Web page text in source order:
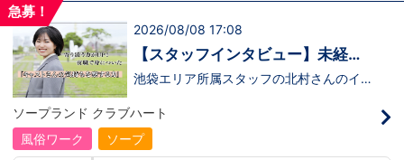
他社と比較検討中など。そのような時は1
もしれません。アナタからのご連絡お待ち
しております。
■横浜エリア：神奈川県横浜市中区 ・京急線
黄金町駅、日ノ出町駅 ・市営地下鉄阪東橋
駅、伊勢佐木長者町駅 ・JR横浜線関内駅 ■札
幌エリア：北海道札幌市 地下鉄南北線すすき
の駅
急募！
2026/08/08 17:08
【スタッフインタビュー】未経験
で飛び込んだスタッフが語る職場
池袋エリア所属スタッフの北村さんのイン
るのかな…？」そんな不安を抱えながら好
奇心で裏方に飛び込んだ北村さん。実際に
は、入社初日でそのイメージがガラッと変
わり、「本当に優しい人ばかり」と感じた
ソープランド クラブハート
風俗ワーク
ソープ